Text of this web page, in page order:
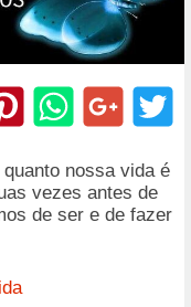
nossa vida é
vezes antes de
de ser e de fazer